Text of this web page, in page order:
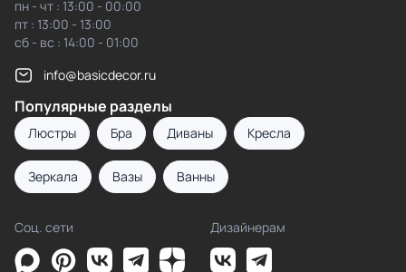
пн - чт : 13:00 - 00:00
пт : 13:00 - 13:00
сб - вс : 14:00 - 01:00
info@basicdecor.ru
Популярные разделы
Люстры Бра Диваны Кресла
Зеркала Вазы Ванны
Соц. сети Дизайнерам